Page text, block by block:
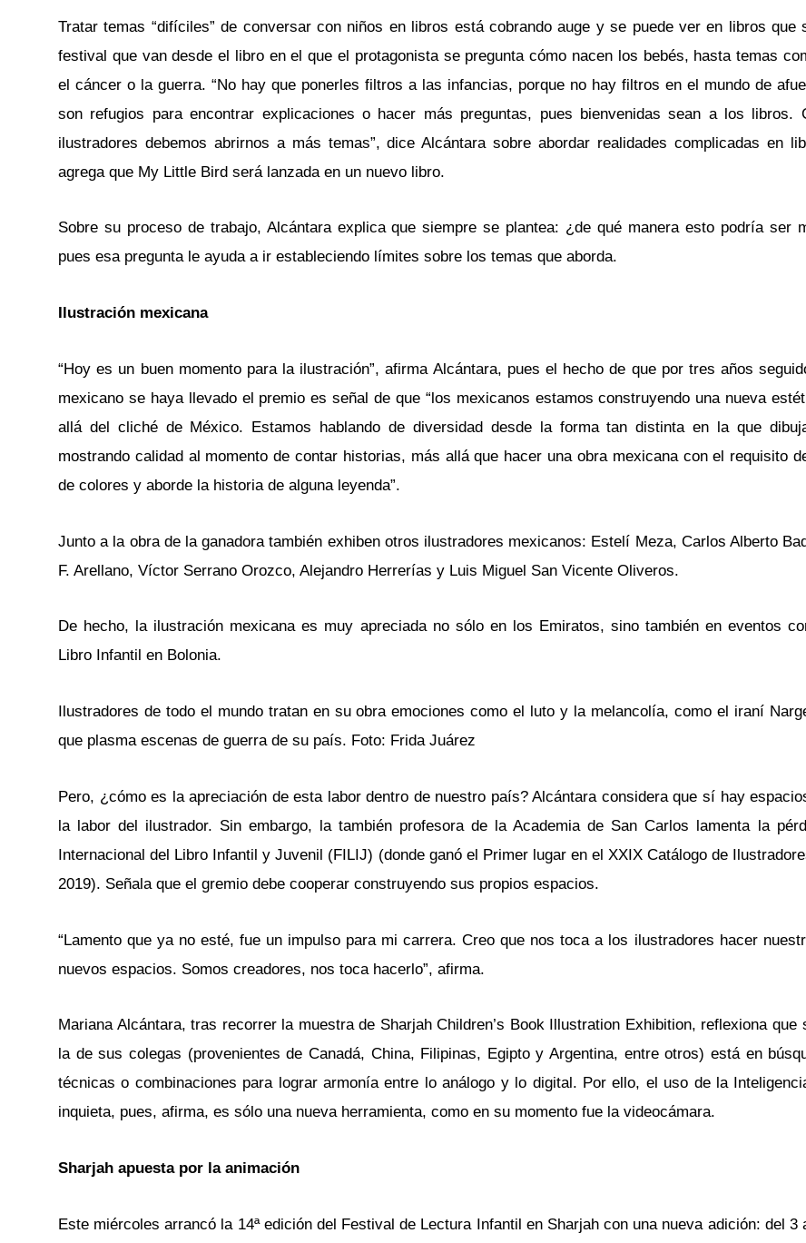
Tratar temas “difíciles” de conversar con niños en libros está cobrando auge y se puede ver en libros que
festival que van desde el libro en el que el protagonista se pregunta cómo nacen los bebés, hasta temas
el cáncer o la guerra. “No hay que ponerles filtros a las infancias, porque no hay filtros en el mundo de
son refugios para encontrar explicaciones o hacer más preguntas, pues bienvenidas sean a los libros.
ilustradores debemos abrirnos a más temas”, dice Alcántara sobre abordar realidades complicadas en
agrega que My Little Bird será lanzada en un nuevo libro.
Sobre su proceso de trabajo, Alcántara explica que siempre se plantea: ¿de qué manera esto podría ser
pues esa pregunta le ayuda a ir estableciendo límites sobre los temas que aborda.
Ilustración mexicana
“Hoy es un buen momento para la ilustración”, afirma Alcántara, pues el hecho de que por tres años
mexicano se haya llevado el premio es señal de que “los mexicanos estamos construyendo una nueva
allá del cliché de México. Estamos hablando de diversidad desde la forma tan distinta en la que
mostrando calidad al momento de contar historias, más allá que hacer una obra mexicana con el requisito
de colores y aborde la historia de alguna leyenda”.
Junto a la obra de la ganadora también exhiben otros ilustradores mexicanos: Estelí Meza, Carlos Alberto
F. Arellano, Víctor Serrano Orozco, Alejandro Herrerías y Luis Miguel San Vicente Oliveros.
De hecho, la ilustración mexicana es muy apreciada no sólo en los Emiratos, sino también en eventos
Libro Infantil en Bolonia.
Ilustradores de todo el mundo tratan en su obra emociones como el luto y la melancolía, como el iraní
que plasma escenas de guerra de su país. Foto: Frida Juárez
Pero, ¿cómo es la apreciación de esta labor dentro de nuestro país? Alcántara considera que sí hay
la labor del ilustrador. Sin embargo, la también profesora de la Academia de San Carlos lamenta la
Internacional del Libro Infantil y Juvenil (FILIJ) (donde ganó el Primer lugar en el XXIX Catálogo de
2019). Señala que el gremio debe cooperar construyendo sus propios espacios.
“Lamento que ya no esté, fue un impulso para mi carrera. Creo que nos toca a los ilustradores hacer
nuevos espacios. Somos creadores, nos toca hacerlo”, afirma.
Mariana Alcántara, tras recorrer la muestra de Sharjah Children’s Book Illustration Exhibition, reflexiona que
la de sus colegas (provenientes de Canadá, China, Filipinas, Egipto y Argentina, entre otros) está en
técnicas o combinaciones para lograr armonía entre lo análogo y lo digital. Por ello, el uso de la
inquieta, pues, afirma, es sólo una nueva herramienta, como en su momento fue la videocámara.
Sharjah apuesta por la animación
Este miércoles arrancó la 14ª edición del Festival de Lectura Infantil en Sharjah con una nueva adición: del 3